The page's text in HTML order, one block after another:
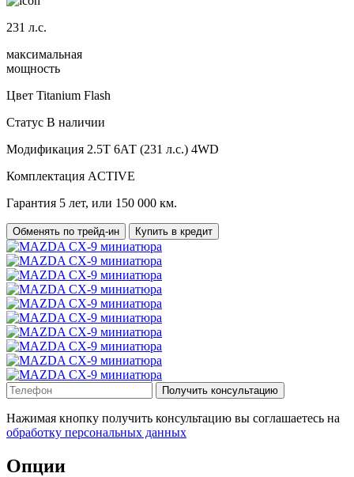
231 л.с.
максимальная
мощность
Цвет Titanium Flash
Статус В наличии
Модификация 2.5T 6АТ (231 л.с.) 4WD
Комплектация ACTIVE
Гарантия 5 лет, или 150 000 км.
Обменять по трейд-ин Купить в кредит
Получить консультацию
Нажимая кнопку получить консультацию вы соглашаетесь на
обработку персональных данных
Опции